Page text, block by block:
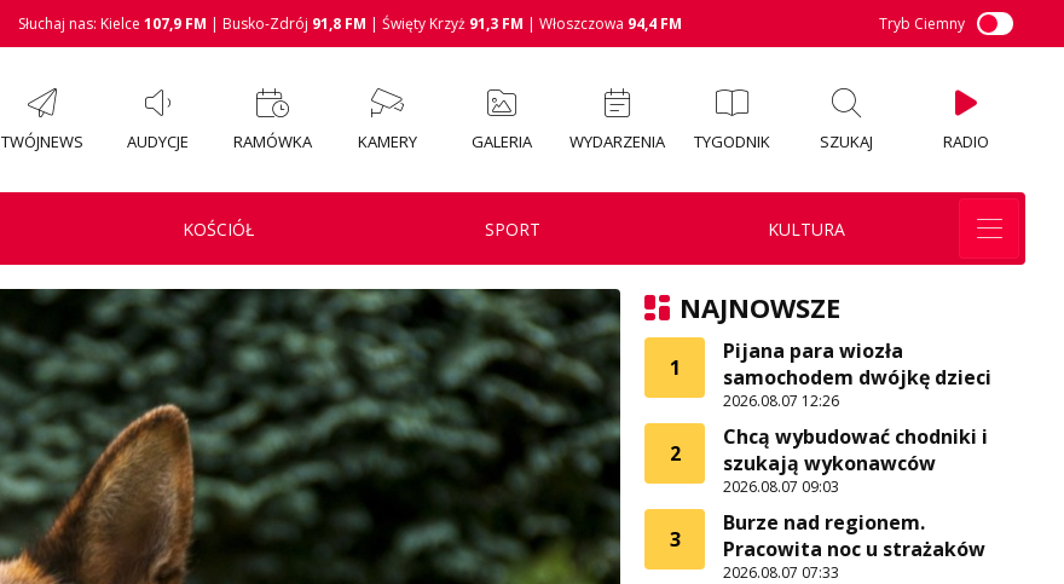
Słuchaj nas: Kielce 107,9 FM | Busko-Zdrój 91,8 FM | Święty Krzyż 91,3 FM | Włoszczowa 94,4 FM Tryb Ciemny
TWÓJNEWS AUDYCJE RAMÓWKA KAMERY GALERIA WYDARZENIA TYGODNIK SZUKAJ RADIO
KOŚCIÓŁ SPORT KULTURA
NAJNOWSZE
1
Pijana para wiozła
samochodem dwójkę dzieci
2026.08.07 12:26
2
Chcą wybudować chodniki i
szukają wykonawców
2026.08.07 09:03
3
Burze nad regionem.
Pracowita noc u strażaków
2026.08.07 07:33